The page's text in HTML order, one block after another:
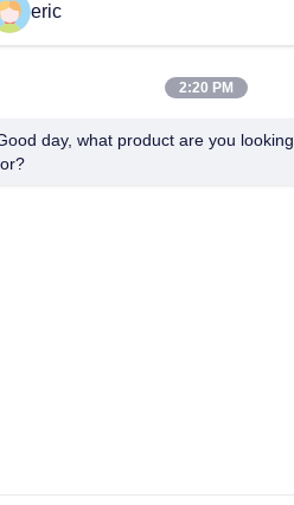
eric
2:20 PM
day, what product are you looking